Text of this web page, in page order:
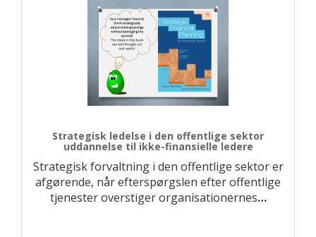
Strategisk ledelse i den offentlige sektor
uddannelse til ikke-finansielle ledere
Strategisk forvaltning i den offentlige sektor er
afgørende, når efterspørgslen efter offentlige
tjenester overstiger organisationernes…